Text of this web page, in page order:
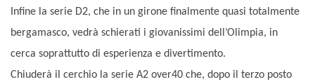
Infine la serie D2, che in un girone finalmente quasi totalmente
bergamasco, vedrà schierati i giovanissimi dell’Olimpia, in
cerca soprattutto di esperienza e divertimento.
Chiuderà il cerchio la serie A2 over40 che, dopo il terzo posto